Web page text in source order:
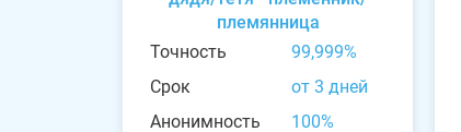
племянница
Точность
99,999%
Срок
от 3 дней
Анонимность
100%